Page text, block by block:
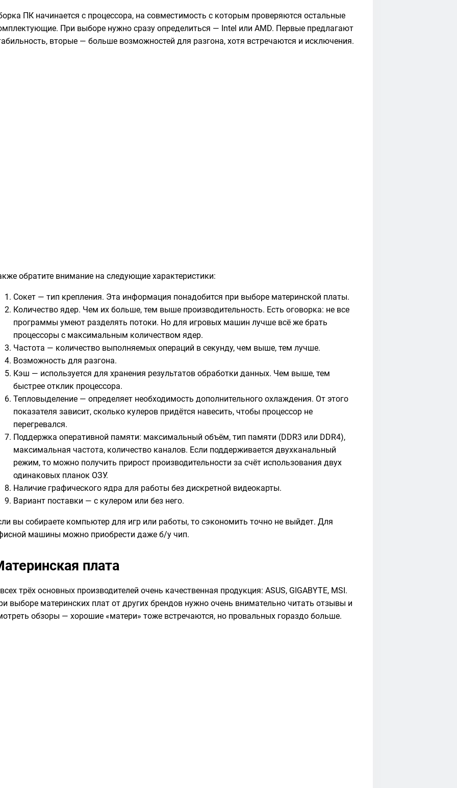
ПК начинается с процессора, на совместимость с которым проверяются остальные
При выборе нужно сразу определиться — Intel или AMD. Первые предлагают
вторые — больше возможностей для разгона, хотя встречаются и исключения.
обратите внимание на следующие характеристики:
Сокет — тип крепления. Эта информация понадобится при выборе материнской платы.
Количество ядер. Чем их больше, тем выше производительность. Есть оговорка: не все
программы умеют разделять потоки. Но для игровых машин лучше всё же брать
процессоры с максимальным количеством ядер.
Частота — количество выполняемых операций в секунду, чем выше, тем лучше.
Возможность для разгона.
Кэш — используется для хранения результатов обработки данных. Чем выше, тем
быстрее отклик процессора.
Тепловыделение — определяет необходимость дополнительного охлаждения. От этого
показателя зависит, сколько кулеров придётся навесить, чтобы процессор не
перегревался.
Поддержка оперативной памяти: максимальный объём, тип памяти (DDR3 или DDR4),
максимальная частота, количество каналов. Если поддерживается двухканальный
режим, то можно получить прирост производительности за счёт использования двух
одинаковых планок ОЗУ.
Наличие графического ядра для работы без дискретной видеокарты.
Вариант поставки — с кулером или без него.
вы собираете компьютер для игр или работы, то сэкономить точно не выйдет. Для
машины можно приобрести даже б/у чип.
плата
трёх основных производителей очень качественная продукция: ASUS, GIGABYTE, MSI.
выборе материнских плат от других брендов нужно очень внимательно читать отзывы и
обзоры — хорошие «матери» тоже встречаются, но провальных гораздо больше.